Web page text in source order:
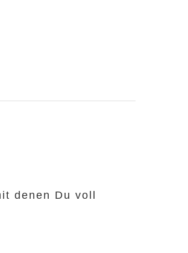
denen Du voll